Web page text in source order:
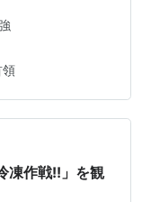
ち際を比留間(藤
が映ります。沖
ですが、バドー
られたのは比留
。 サイボーグ工
領
凍作戦!!」を観